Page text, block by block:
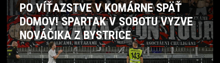
PO VÍŤAZSTVE V KOMÁRNE SPÄŤ
DOMOV! SPARTAK V SOBOTU VYZVE
NOVÁČIKA Z BYSTRICE